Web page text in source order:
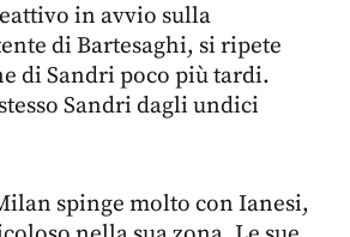
in avvio sulla
di Bartesaghi, si ripete
di Sandri poco più tardi.
Sandri dagli undici
spinge molto con Ianesi,